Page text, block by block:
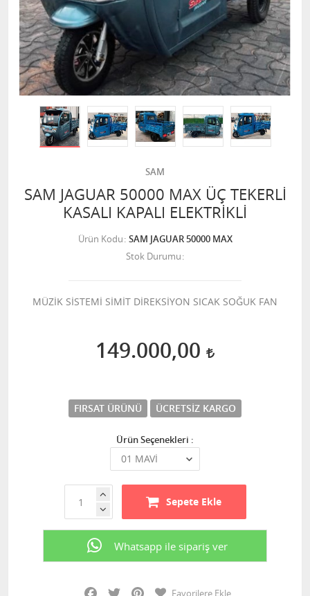
SAM
SAM JAGUAR 50000 MAX ÜÇ TEKERLİ
KASALI KAPALI ELEKTRİKLİ
Ürün Kodu SAM JAGUAR 50000 MAX
Stok Durumu
MÜZİK SİSTEMİ SİMİT DİREKSİYON SICAK SOĞUK FAN
149.000,00
FIRSAT ÜRÜNÜ ÜCRETSIZ KARGO
Ürün Seçenekleri :
Sepete Ekle
Whatsapp ile sipariş ver
Facebook
Twitter PinterestFavorilere Ekle